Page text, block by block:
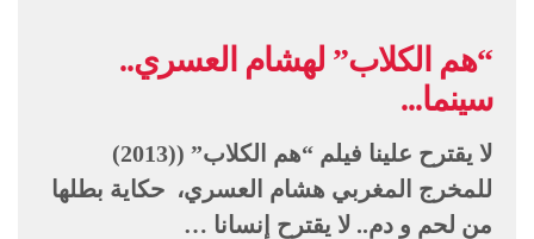
“هم الكلاب” لهشام العسري..
سينما...
لا يقترح علينا فيلم “هم الكلاب” ((2013)
للمخرج المغربي هشام العسري، حكاية بطلها
من لحم و دم.. لا يقترح إنسانا …